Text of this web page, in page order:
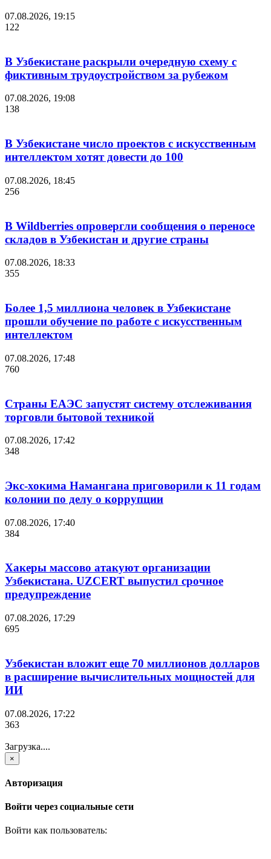
07.08.2026, 19:15
122
В Узбекистане раскрыли очередную схему с
фиктивным трудоустройством за рубежом
07.08.2026, 19:08
138
В Узбекистане число проектов с искусственным
интеллектом хотят довести до 100
07.08.2026, 18:45
256
В Wildberries опровергли сообщения о переносе
складов в Узбекистан и другие страны
07.08.2026, 18:33
355
Более 1,5 миллиона человек в Узбекистане
прошли обучение по работе с искусственным
интеллектом
07.08.2026, 17:48
760
Страны ЕАЭС запустят систему отслеживания
торговли бытовой техникой
07.08.2026, 17:42
348
Экс-хокима Намангана приговорили к 11 годам
колонии по делу о коррупции
07.08.2026, 17:40
384
Хакеры массово атакуют организации
Узбекистана. UZCERT выпустил срочное
предупреждение
07.08.2026, 17:29
695
Узбекистан вложит еще 70 миллионов долларов
в расширение вычислительных мощностей для
ИИ
07.08.2026, 17:22
363
Загрузка....
×
Авторизация
Войти через социальные сети
Войти как пользователь: